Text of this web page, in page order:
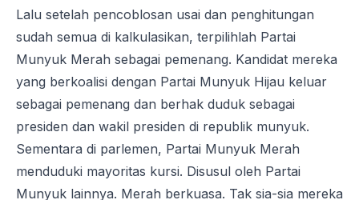
Lalu setelah pencoblosan usai dan penghitungan
sudah semua di kalkulasikan, terpilihlah Partai
Munyuk Merah sebagai pemenang. Kandidat mereka
yang berkoalisi dengan Partai Munyuk Hijau keluar
sebagai pemenang dan berhak duduk sebagai
presiden dan wakil presiden di republik munyuk.
Sementara di parlemen, Partai Munyuk Merah
menduduki mayoritas kursi. Disusul oleh Partai
Munyuk lainnya. Merah berkuasa. Tak sia-sia mereka